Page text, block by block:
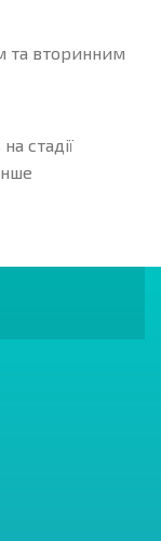
та вторинним
стадії